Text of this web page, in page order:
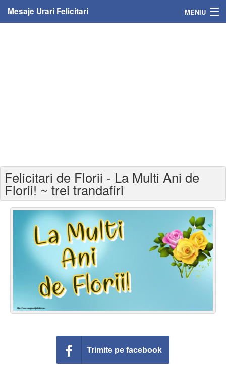
Mesaje Urari Felicitari MENIU
Felicitari varsta
Felicitari zilele anului
Felicitari zile saptamana
Felicitari muzicale
Felicitari muzicale personalizate
Felicitari animate
Conecteaza-te
Felicitari de Florii - La Multi Ani de
Florii! ~ trei trandafiri
Trimite pe facebook